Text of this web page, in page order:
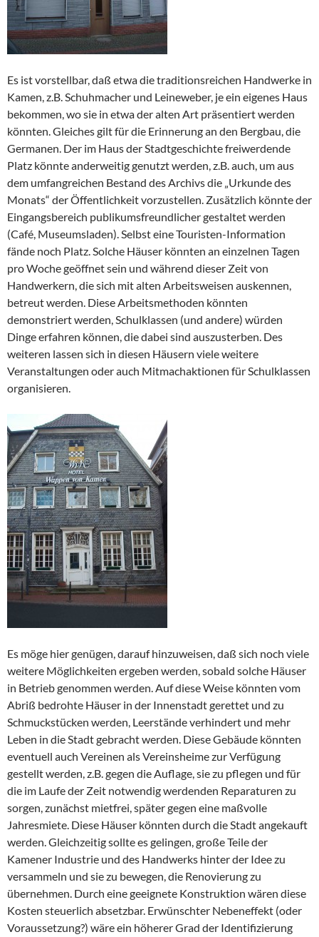
Es ist vorstellbar, daß etwa die traditionsreichen Handwerke in
Kamen, z.B. Schuhmacher und Leineweber, je ein eigenes Haus
bekommen, wo sie in etwa der alten Art präsentiert werden
könnten. Gleiches gilt für die Erinnerung an den Bergbau, die
Germanen. Der im Haus der Stadtgeschichte freiwerdende
Platz könnte anderweitig genutzt werden, z.B. auch, um aus
dem umfangreichen Bestand des Archivs die „Urkunde des
Monats“ der Öffentlichkeit vorzustellen. Zusätzlich könnte der
Eingangsbereich publikumsfreundlicher gestaltet werden
(Café, Museumsladen). Selbst eine Touristen-Information
fände noch Platz. Solche Häuser könnten an einzelnen Tagen
pro Woche geöffnet sein und während dieser Zeit von
Handwerkern, die sich mit alten Arbeitsweisen auskennen,
betreut werden. Diese Arbeitsmethoden könnten
demonstriert werden, Schulklassen (und andere) würden
Dinge erfahren können, die dabei sind auszusterben. Des
weiteren lassen sich in diesen Häusern viele weitere
Veranstaltungen oder auch Mitmachaktionen für Schulklassen
organisieren.
Es möge hier genügen, darauf hinzuweisen, daß sich noch viele
weitere Möglichkeiten ergeben werden, sobald solche Häuser
in Betrieb genommen werden. Auf diese Weise könnten vom
Abriß bedrohte Häuser in der Innenstadt gerettet und zu
Schmuckstücken werden, Leerstände verhindert und mehr
Leben in die Stadt gebracht werden. Diese Gebäude könnten
eventuell auch Vereinen als Vereinsheime zur Verfügung
gestellt werden, z.B. gegen die Auflage, sie zu pflegen und für
die im Laufe der Zeit notwendig werdenden Reparaturen zu
sorgen, zunächst mietfrei, später gegen eine maßvolle
Jahresmiete. Diese Häuser könnten durch die Stadt angekauft
werden. Gleichzeitig sollte es gelingen, große Teile der
Kamener Industrie und des Handwerks hinter der Idee zu
versammeln und sie zu bewegen, die Renovierung zu
übernehmen. Durch eine geeignete Konstruktion wären diese
Kosten steuerlich absetzbar. Erwünschter Nebeneffekt (oder
Voraussetzung?) wäre ein höherer Grad der Identifizierung